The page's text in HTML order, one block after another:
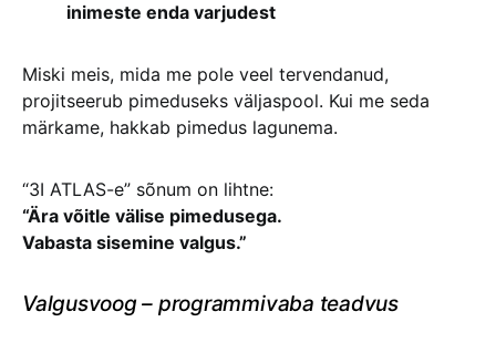
inimeste enda varjudest
Miski meis, mida me pole veel tervendanud,
projitseerub pimeduseks väljaspool. Kui me seda
märkame, hakkab pimedus lagunema.
“3I ATLAS-e” sõnum on lihtne:
“Ära võitle välise pimedusega.
Vabasta sisemine valgus.”
Valgusvoog – programmivaba teadvus